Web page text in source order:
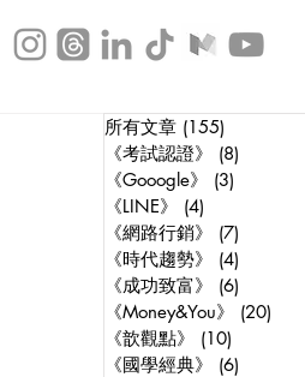
所有文章 (155)
《考試認證》
(8)
《Gooogle》
(3)
《LINE》
(4)
《網路行銷》
(7)
《時代趨勢》
(4)
《成功致富》
(6)
《Money&You》
(20)
《歆觀點》
(10)
《國學經典》
(6)